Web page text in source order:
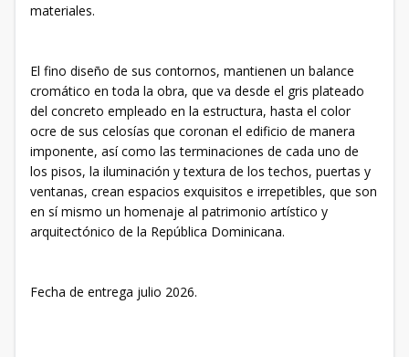
materiales.
El fino diseño de sus contornos, mantienen un balance
cromático en toda la obra, que va desde el gris plateado
del concreto empleado en la estructura, hasta el color
ocre de sus celosías que coronan el edificio de manera
imponente, así como las terminaciones de cada uno de
los pisos, la iluminación y textura de los techos, puertas y
ventanas, crean espacios exquisitos e irrepetibles, que son
en sí mismo un homenaje al patrimonio artístico y
arquitectónico de la República Dominicana.
Fecha de entrega julio 2026.